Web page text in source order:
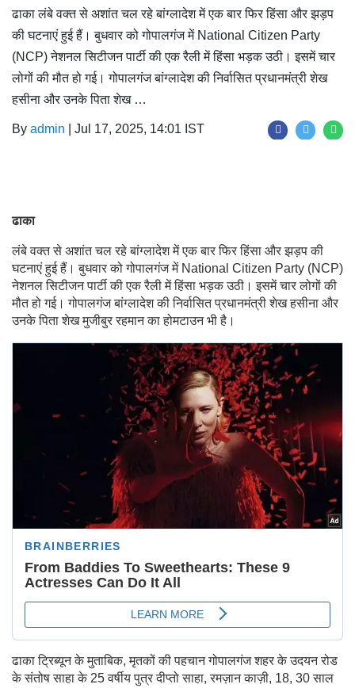
ढाका लंबे वक्त से अशांत चल रहे बांग्लादेश में एक बार फिर हिंसा और झड़प
की घटनाएं हुई हैं। बुधवार को गोपालगंज में National Citizen Party
(NCP) नेशनल सिटीजन पार्टी की एक रैली में हिंसा भड़क उठी। इसमें चार
लोगों की मौत हो गई। गोपालगंज बांग्लादेश की निर्वासित प्रधानमंत्री शेख
हसीना और उनके पिता शेख …
By admin Jul 17, 2025, 14:01 IST
ढाका
लंबे वक्त से अशांत चल रहे बांग्लादेश में एक बार फिर हिंसा और झड़प की
घटनाएं हुई हैं। बुधवार को गोपालगंज में National Citizen Party (NCP)
नेशनल सिटीजन पार्टी की एक रैली में हिंसा भड़क उठी। इसमें चार लोगों की
मौत हो गई। गोपालगंज बांग्लादेश की निर्वासित प्रधानमंत्री शेख हसीना और
उनके पिता शेख मुजीबुर रहमान का होमटाउन भी है।
ढाका ट्रिब्यून के मुताबिक, मृतकों की पहचान गोपालगंज शहर के उदयन रोड
के संतोष साहा के 25 वर्षीय पुत्र दीप्तो साहा, रमज़ान काज़ी, 18, 30 साल